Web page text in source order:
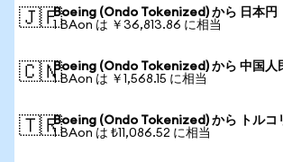
🇯🇵Boeing (Ondo Tokenized) から 日本円
1 BAon は ￥36,813.86 に相当
🇨🇳Boeing (Ondo Tokenized) から 中国人
1 BAon は ￥1,568.15 に相当
🇹🇷Boeing (Ondo Tokenized) から トルコ
1 BAon は ₺11,086.52 に相当